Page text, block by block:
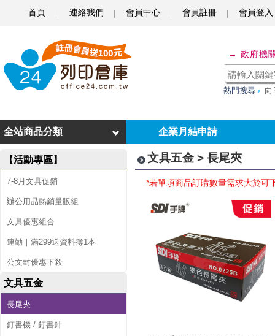
首頁 連絡我們 會員中心 會員註冊 會員登入
尾
夾
→ 政府機
熱門搜尋 向
企業月結申請
全站商品分類
【活動專區】
7-8月文具促銷
辦公用品熱銷量販組
文具優惠組合
連勤｜滿299送資料簿1本
公文封優惠下殺
文具五金
長尾夾
釘書機 / 釘書針
文具五金 > 長尾夾
*若單項商品訂購數量需求大於可